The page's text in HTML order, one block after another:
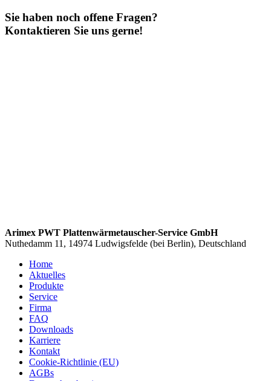
Sie haben noch offene Fragen?
Kontaktieren Sie uns gerne!
Arimex PWT Plattenwärmetauscher-Service GmbH
Nuthedamm 11, 14974 Ludwigsfelde (bei Berlin), Deutschland
Home
Aktuelles
Produkte
Service
Firma
FAQ
Downloads
Karriere
Kontakt
Cookie-Richtlinie (EU)
AGBs